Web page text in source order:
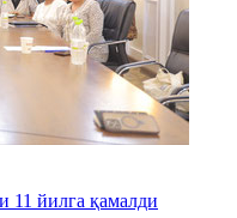
11 йилга қамалди